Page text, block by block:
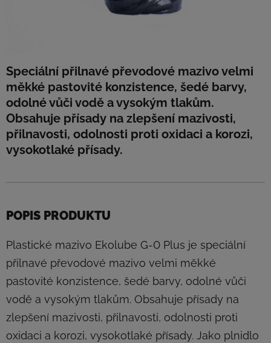
Speciální přilnavé převodové mazivo velmi
měkké pastovité konzistence, šedé barvy,
odolné vůči vodě a vysokým tlakům.
Obsahuje přísady na zlepšení mazivosti,
přilnavosti, odolnosti proti oxidaci a korozi,
vysokotlaké přísady.
POPIS PRODUKTU
Plastické mazivo Ekolube G-0 Plus je speciální
přilnavé převodové mazivo velmi měkké
pastovité konzistence, šedé barvy, odolné vůči
vodě a vysokým tlakům. Obsahuje přísady na
zlepšení mazivosti, přilnavosti, odolnosti proti
oxidaci a korozi, vysokotlaké přísady. Jako plnidlo